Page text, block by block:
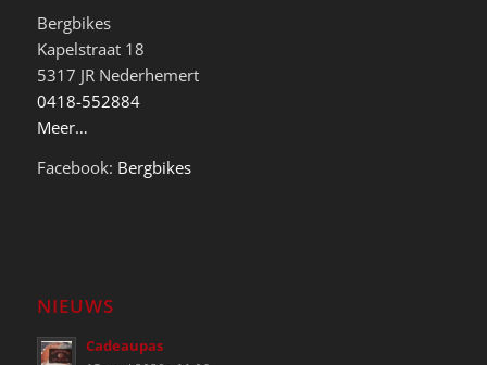
Bergbikes
Kapelstraat 18
5317 JR Nederhemert
0418-552884
Meer…
Facebook: Bergbikes
NIEUWS
Cadeaupas